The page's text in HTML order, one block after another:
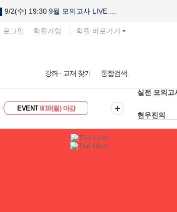
9/2(수) 19:30 9월 모의고사 LIVE 설명회
로그인 회원가입 학원 바로가기
강좌 · 교재 찾기 통합검색
EVENT 8/10(월) 마감
프리미엄 30 8/10(월) 마감